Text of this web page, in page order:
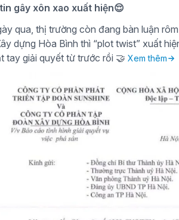
gây xôn xao xuất hiện😌
qua, thị trường còn đang bàn luận
dựng Hòa Bình thì “plot twist” xuất
tay giải quyết từ trước rồi 🤝 Xem thêm